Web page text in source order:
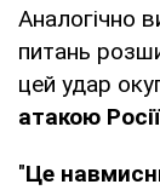
Аналогічно
питань
цей удар
атакою
"Це